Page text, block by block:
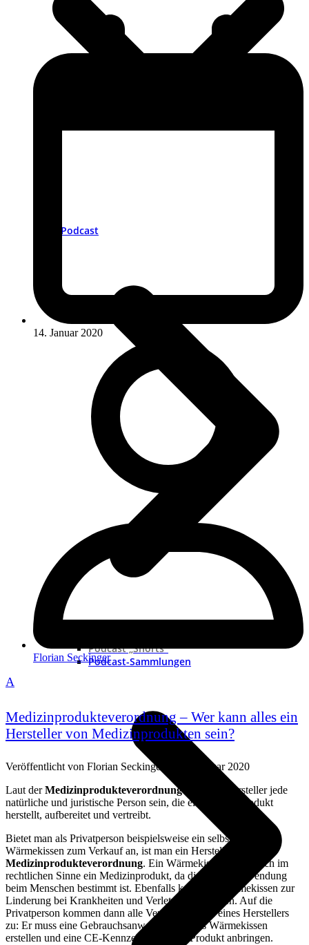
Podcast
Podcast „Shorts“
Podcast-Sammlungen
14. Januar 2020
Florian Seckinger
A
Medizinprodukteverordnung – Wer kann alles ein
Hersteller von Medizinprodukten sein?
Veröffentlicht von Florian Seckinger
14. Januar 2020
Laut derMedizinprodukteverordnungkann ein Hersteller jede
natürliche und juristische Person sein, die ein Medizinprodukt
herstellt, aufbereitet und vertreibt.
Bietet man als Privatperson beispielsweise ein selbstgemachtes
Wärmekissen zum Verkauf an, ist man ein Hersteller laut der
Medizinprodukteverordnung. Ein Wärmekissen ist nämlich im
rechtlichen Sinne ein Medizinprodukt, da dieses zur Anwendung
beim Menschen bestimmt ist. Ebenfalls kann das Wärmekissen zur
Linderung bei Krankheiten und Verletzungen dienen. Auf die
Privatperson kommen dann alle Verpflichtungen eines Herstellers
zu: Er muss eine Gebrauchsanweisung für das Wärmekissen
erstellen und eine CE-Kennzeichnung am Produkt anbringen.